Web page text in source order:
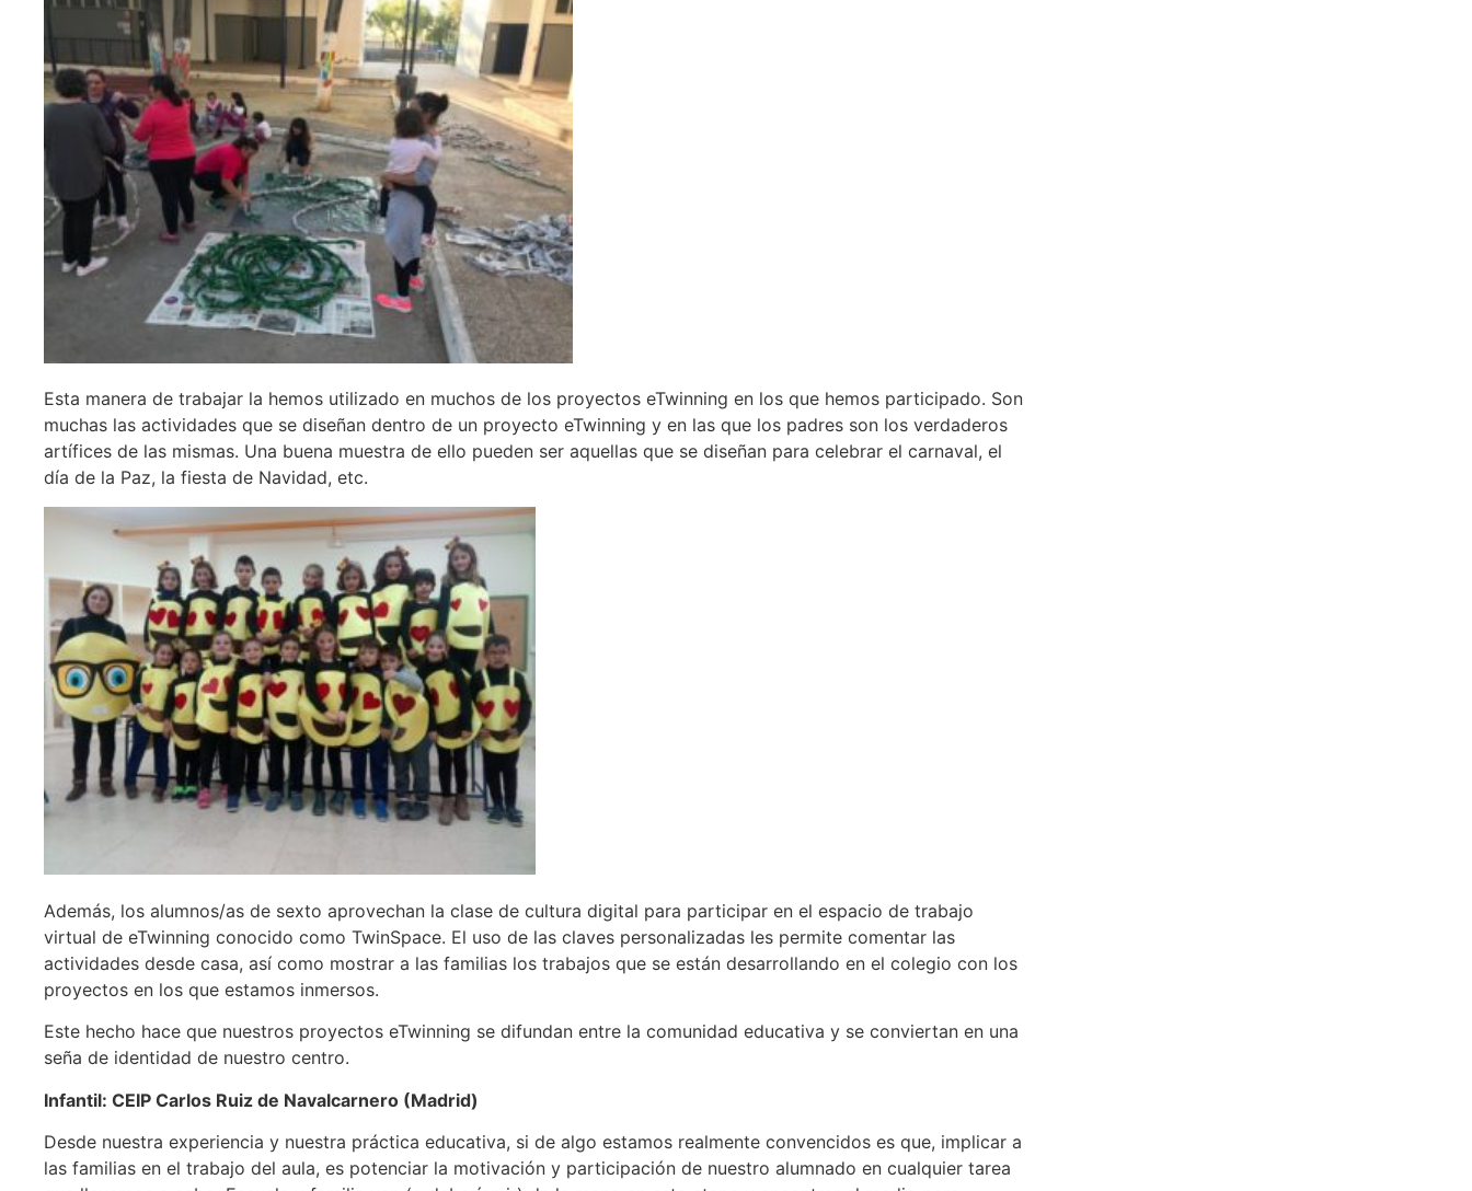
Esta manera de trabajar la hemos utilizado en muchos de los proyectos eTwinning en los que hemos participado. Son
muchas las actividades que se diseñan dentro de un proyecto eTwinning y en las que los padres son los verdaderos
artífices de las mismas. Una buena muestra de ello pueden ser aquellas que se diseñan para celebrar el carnaval, el
día de la Paz, la fiesta de Navidad, etc.
Además, los alumnos/as de sexto aprovechan la clase de cultura digital para participar en el espacio de trabajo
virtual de eTwinning conocido como TwinSpace. El uso de las claves personalizadas les permite comentar las
actividades desde casa, así como mostrar a las familias los trabajos que se están desarrollando en el colegio con los
proyectos en los que estamos inmersos.
Este hecho hace que nuestros proyectos eTwinning se difundan entre la comunidad educativa y se conviertan en una
seña de identidad de nuestro centro.
Infantil: CEIP Carlos Ruiz de Navalcarnero (Madrid)
Desde nuestra experiencia y nuestra práctica educativa, si de algo estamos realmente convencidos es que, implicar a
las familias en el trabajo del aula, es potenciar la motivación y participación de nuestro alumnado en cualquier tarea